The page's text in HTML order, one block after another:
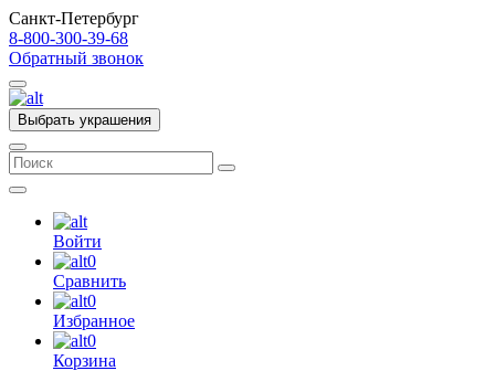
Санкт-Петербург
8-800-300-39-68
Обратный звонок
Выбрать украшения
Войти
0
Сравнить
0
Избранное
0
Корзина